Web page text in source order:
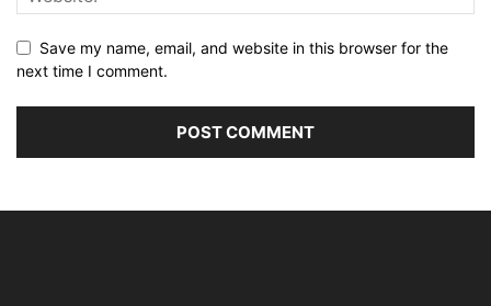
Save my name, email, and website in this browser for the
next time I comment.